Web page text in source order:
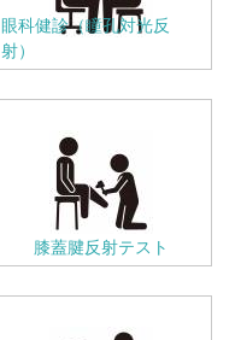
眼科健診（瞳孔対光反
射）
膝蓋腱反射テスト